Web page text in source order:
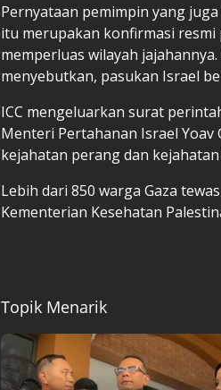
Pernyataan pemimpin yang
itu merupakan konfirmasi
memperluas wilayah
menyebutkan, pasukan Israel
ICC mengeluarkan surat
Menteri Pertahanan Israel Yoav
kejahatan perang dan
Lebih dari 850 warga Gaza
Kementerian Kesehatan
Topik Menarik